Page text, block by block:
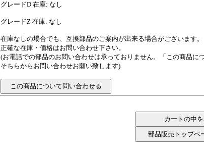
グレードD 在庫: なし
グレードZ 在庫: なし
在庫なしの場合でも、互換部品のご案内が出来る場合がございます。
正確な在庫・価格はお問い合わせ下さい。
(お電話での部品のお問い合わせは承っておりません。「この商品に
そちらからお問い合わせお願い致します)